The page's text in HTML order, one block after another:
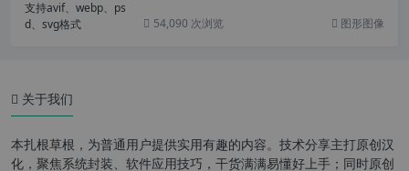
54,090 次浏览 图形图像
关于我们
本扎根草根，为普通用户提供实用有趣的内容。技术分享主打原创汉
化，聚焦系统封装、软件应用技巧，干货满满易懂好上手；同时原创